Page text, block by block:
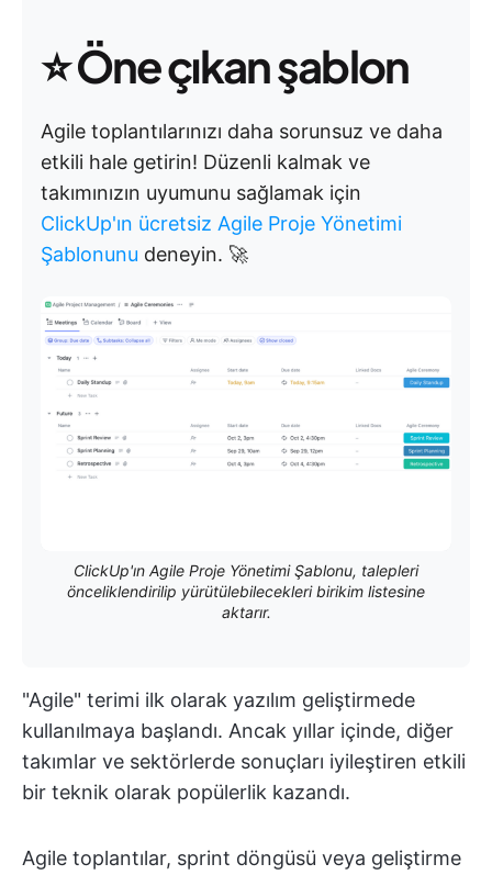
⭐Öne çıkan şablon
Agile toplantılarınızı daha sorunsuz ve daha
etkili hale getirin! Düzenli kalmak ve
takımınızın uyumunu sağlamak için
ClickUp'ın ücretsiz Agile Proje Yönetimi
Şablonunu deneyin. 🚀
ClickUp'ın Agile Proje Yönetimi Şablonu, talepleri
önceliklendirilip yürütülebilecekleri birikim listesine
aktarır.
"Agile" terimi ilk olarak yazılım geliştirmede
kullanılmaya başlandı. Ancak yıllar içinde, diğer
takımlar ve sektörlerde sonuçları iyileştiren etkili
bir teknik olarak popülerlik kazandı.
Agile toplantılar, sprint döngüsü veya geliştirme